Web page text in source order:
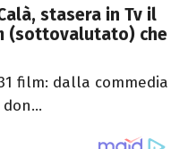
stasera in Tv il
(sottovalutato) che
film: dalla commedia